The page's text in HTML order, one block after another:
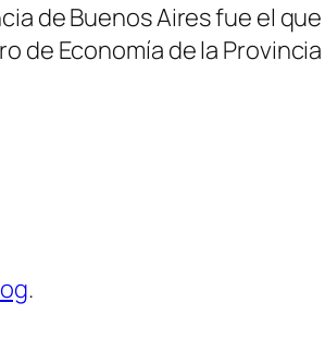
de Buenos Aires fue el
de Economía de la
.